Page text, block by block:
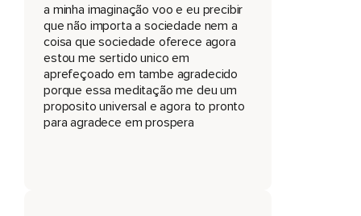
Um raio de luz atravessa todos eles e ilumina a nossa
consciência.
Agradeço o fato de estar aqui e agora.
Agradeço esse grande presente,
A vida.
a minha imaginação voo e eu precibir
que não importa a sociedade nem a
coisa que sociedade oferece agora
estou me sertido unico em
aprefeçoado em tambe agradecido
porque essa meditação me deu um
proposito universal e agora to pronto
para agradece em prospera